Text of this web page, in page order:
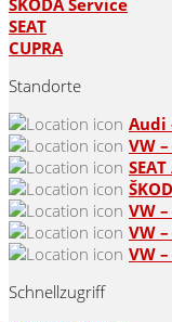
SEAT
CUPRA
Standorte
Audi
VW
VW
VW
VW
Schnellzugriff